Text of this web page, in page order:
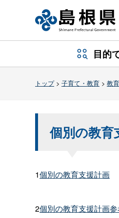
目的
トップ> 子育て・教育 > 教
個別の教育
1個別の教育支援計画
2個別の教育支援計画